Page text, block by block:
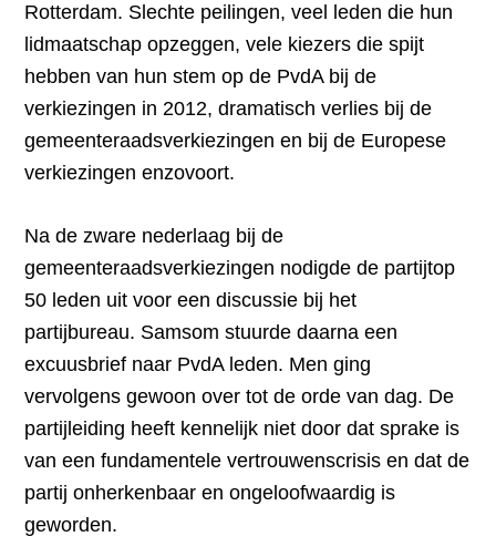
Rotterdam. Slechte peilingen, veel leden die hun
lidmaatschap opzeggen, vele kiezers die spijt
hebben van hun stem op de PvdA bij de
verkiezingen in 2012, dramatisch verlies bij de
gemeenteraadsverkiezingen en bij de Europese
verkiezingen enzovoort.
Na de zware nederlaag bij de
gemeenteraadsverkiezingen nodigde de partijtop
50 leden uit voor een discussie bij het
partijbureau. Samsom stuurde daarna een
excuusbrief naar PvdA leden. Men ging
vervolgens gewoon over tot de orde van dag. De
partijleiding heeft kennelijk niet door dat sprake is
van een fundamentele vertrouwenscrisis en dat de
partij onherkenbaar en ongeloofwaardig is
geworden.